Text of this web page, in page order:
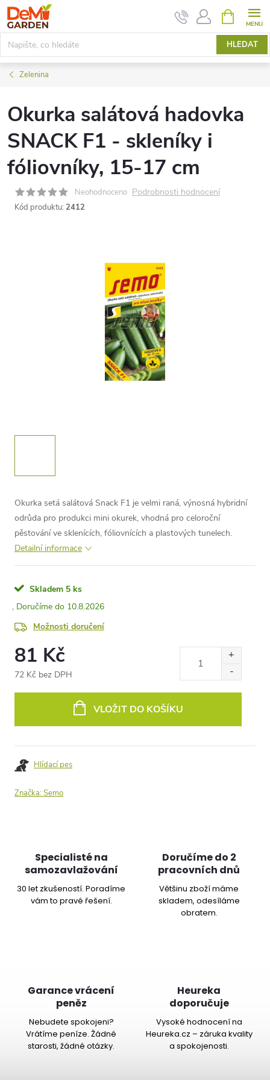
Přejít
na
obsah
HLEDAT
NÁKUPNÍ
KOŠÍK
Zelenina
Okurka salátová hadovka
SNACK F1 - skleníky i
fóliovníky, 15-17 cm
Neohodnoceno Podrobnosti hodnocení
Kód produktu: 2412
Okurka setá salátová Snack F1 je velmi raná, výnosná hybridní
odrůda pro produkci mini okurek, vhodná pro celoroční
pěstování ve sklenících, fóliovnících a plastových tunelech.
Detailní informace
Skladem 5 ks
10.8.2026
Možnosti doručení
81 Kč
72 Kč bez DPH
VLOŽIT DO KOŠÍKU
Hlídací pes
Značka:Semo
Specialisté na
samozavlažování
30 let zkušeností. Poradíme
vám to pravé řešení.
Doručíme do 2
pracovních dnů
Většinu zboží máme
skladem, odesíláme
obratem.
Garance vrácení
peněz
Nebudete spokojeni?
Vrátíme peníze. Žádné
starosti, žádné otázky.
Heureka
doporučuje
Vysoké hodnocení na
Heureka.cz – záruka kvality
a spokojenosti.